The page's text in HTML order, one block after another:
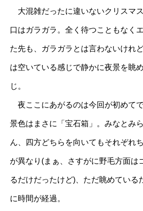
大混雑だったに違いないクリスマ
口はガラガラ。全く待つこともなく
た先も、ガラガラとは言わないけれ
は空いている感じで静かに夜景を眺
じ。
夜ここにあがるのは今回が初めて
景色はまさに「宝石箱」。みなとみ
ん、四方どちらを向いてもそれぞれ
が異なり(まぁ、さすがに野毛方面は
るだけだったけど)、ただ眺めている
に時間が経過。